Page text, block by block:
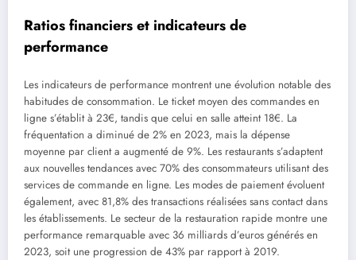
Ratios financiers et indicateurs de
performance
Les indicateurs de performance montrent une évolution notable des
habitudes de consommation. Le ticket moyen des commandes en
ligne s’établit à 23€, tandis que celui en salle atteint 18€. La
fréquentation a diminué de 2% en 2023, mais la dépense
moyenne par client a augmenté de 9%. Les restaurants s’adaptent
aux nouvelles tendances avec 70% des consommateurs utilisant des
services de commande en ligne. Les modes de paiement évoluent
également, avec 81,8% des transactions réalisées sans contact dans
les établissements. Le secteur de la restauration rapide montre une
performance remarquable avec 36 milliards d’euros générés en
2023, soit une progression de 43% par rapport à 2019.